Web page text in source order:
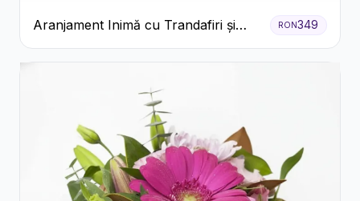
Aranjament Inimă cu Trandafiri și
Praline Ferrero
RON349